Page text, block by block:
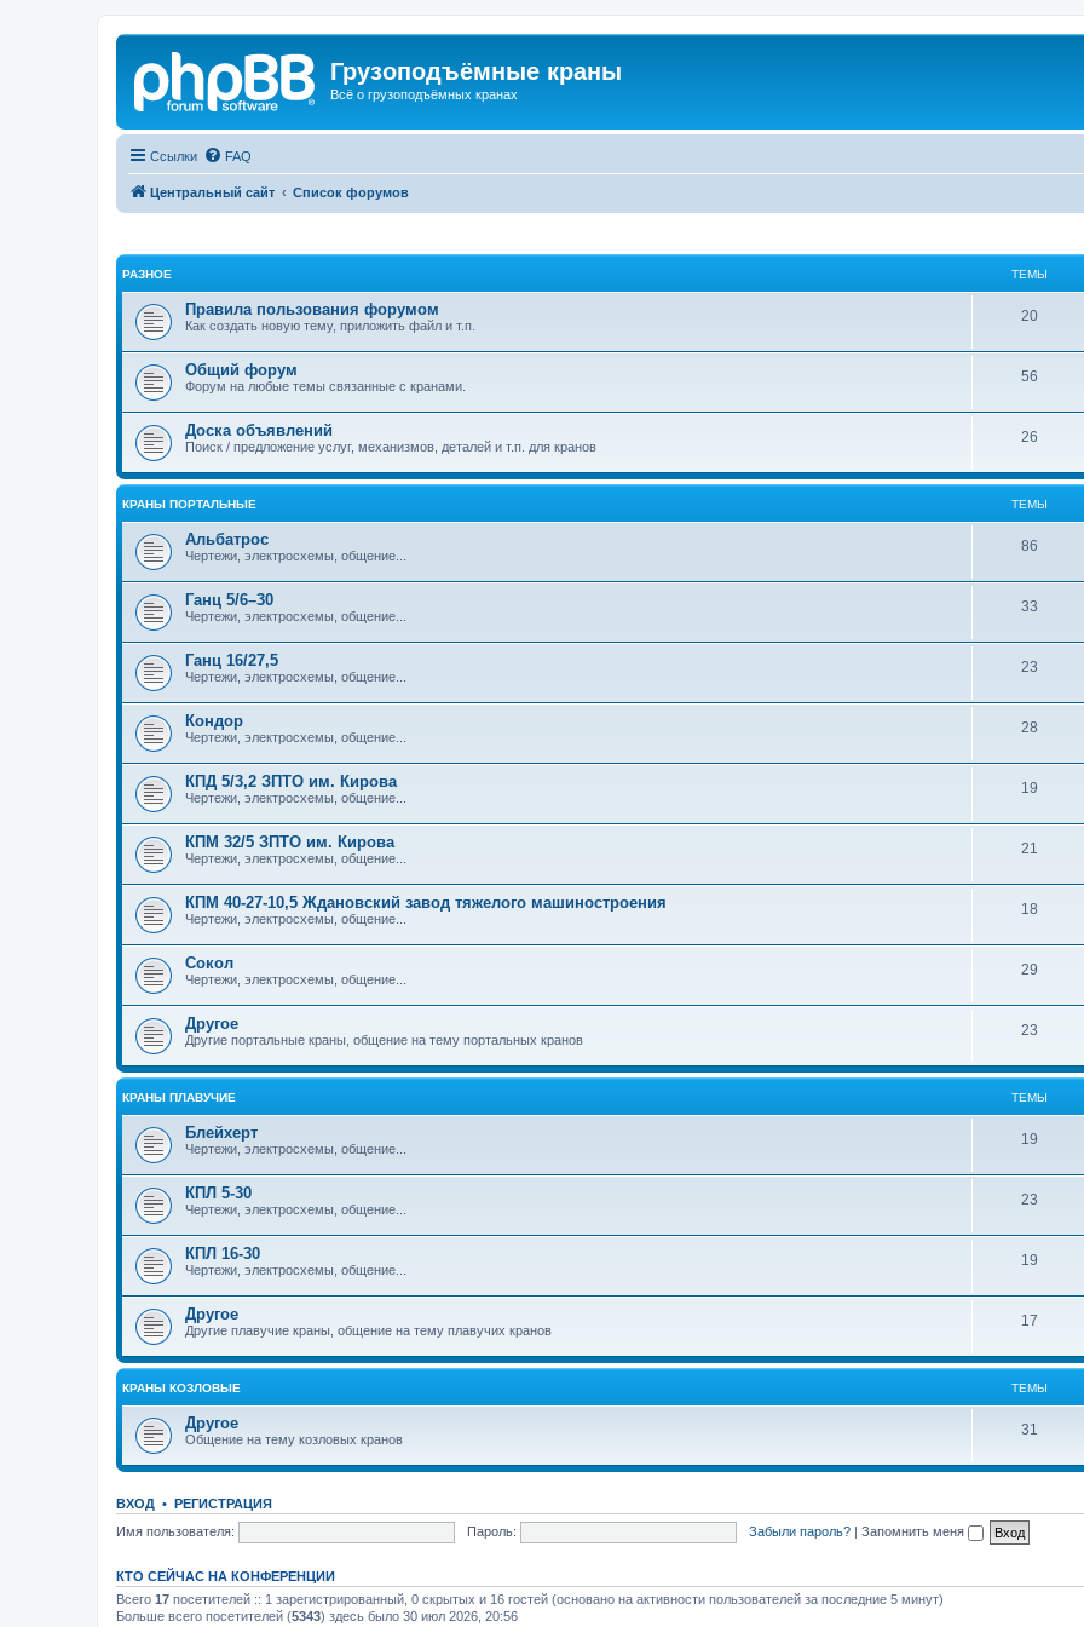
Грузоподъёмные краны
Всё о грузоподъёмных кранах
Ссылки FAQ
Центральный сайт Список форумов
РАЗНОЕ ТЕМЫ
Правила пользования форумом
Как создать новую тему, приложить файл и т.п.
20
Общий форум
Форум на любые темы связанные с кранами.
56
Доска объявлений
Поиск / предложение услуг, механизмов, деталей и т.п. для кранов
26
КРАНЫ ПОРТАЛЬНЫЕ ТЕМЫ
Альбатрос
Чертежи, электросхемы, общение...
86
Ганц 5/6–30
Чертежи, электросхемы, общение...
33
Ганц 16/27,5
Чертежи, электросхемы, общение...
23
Кондор
Чертежи, электросхемы, общение...
28
КПД 5/3,2 ЗПТО им. Кирова
Чертежи, электросхемы, общение...
19
КПМ 32/5 ЗПТО им. Кирова
Чертежи, электросхемы, общение...
21
КПМ 40-27-10,5 Ждановский завод тяжелого машиностроения
Чертежи, электросхемы, общение...
18
Сокол
Чертежи, электросхемы, общение...
29
Другое
Другие портальные краны, общение на тему портальных кранов
23
КРАНЫ ПЛАВУЧИЕ ТЕМЫ
Блейхерт
Чертежи, электросхемы, общение...
19
КПЛ 5-30
Чертежи, электросхемы, общение...
23
КПЛ 16-30
Чертежи, электросхемы, общение...
19
Другое
Другие плавучие краны, общение на тему плавучих кранов
17
КРАНЫ КОЗЛОВЫЕ ТЕМЫ
Другое
Общение на тему козловых кранов
31
ВХОД • РЕГИСТРАЦИЯ
Имя пользователя:
Пароль: Забыли пароль? | Запомнить меня
КТО СЕЙЧАС НА КОНФЕРЕНЦИИ
Всего 17 посетителей :: 1 зарегистрированный, 0 скрытых и 16 гостей (основано на активности пользователей за последние 5 минут)
Больше всего посетителей (5343) здесь было 30 июл 2026, 20:56